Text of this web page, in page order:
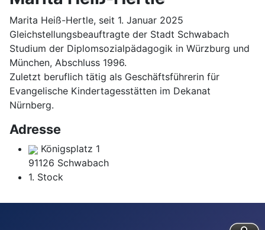
Marita Heiß-Hertle, seit 1. Januar 2025
Gleichstellungsbeauftragte der Stadt Schwabach
Studium der Diplomsozialpädagogik in Würzburg und
München, Abschluss 1996.
Zuletzt beruflich tätig als Geschäftsführerin für
Evangelische Kindertagesstätten im Dekanat
Nürnberg.
Adresse
Königsplatz 1
91126 Schwabach
1. Stock